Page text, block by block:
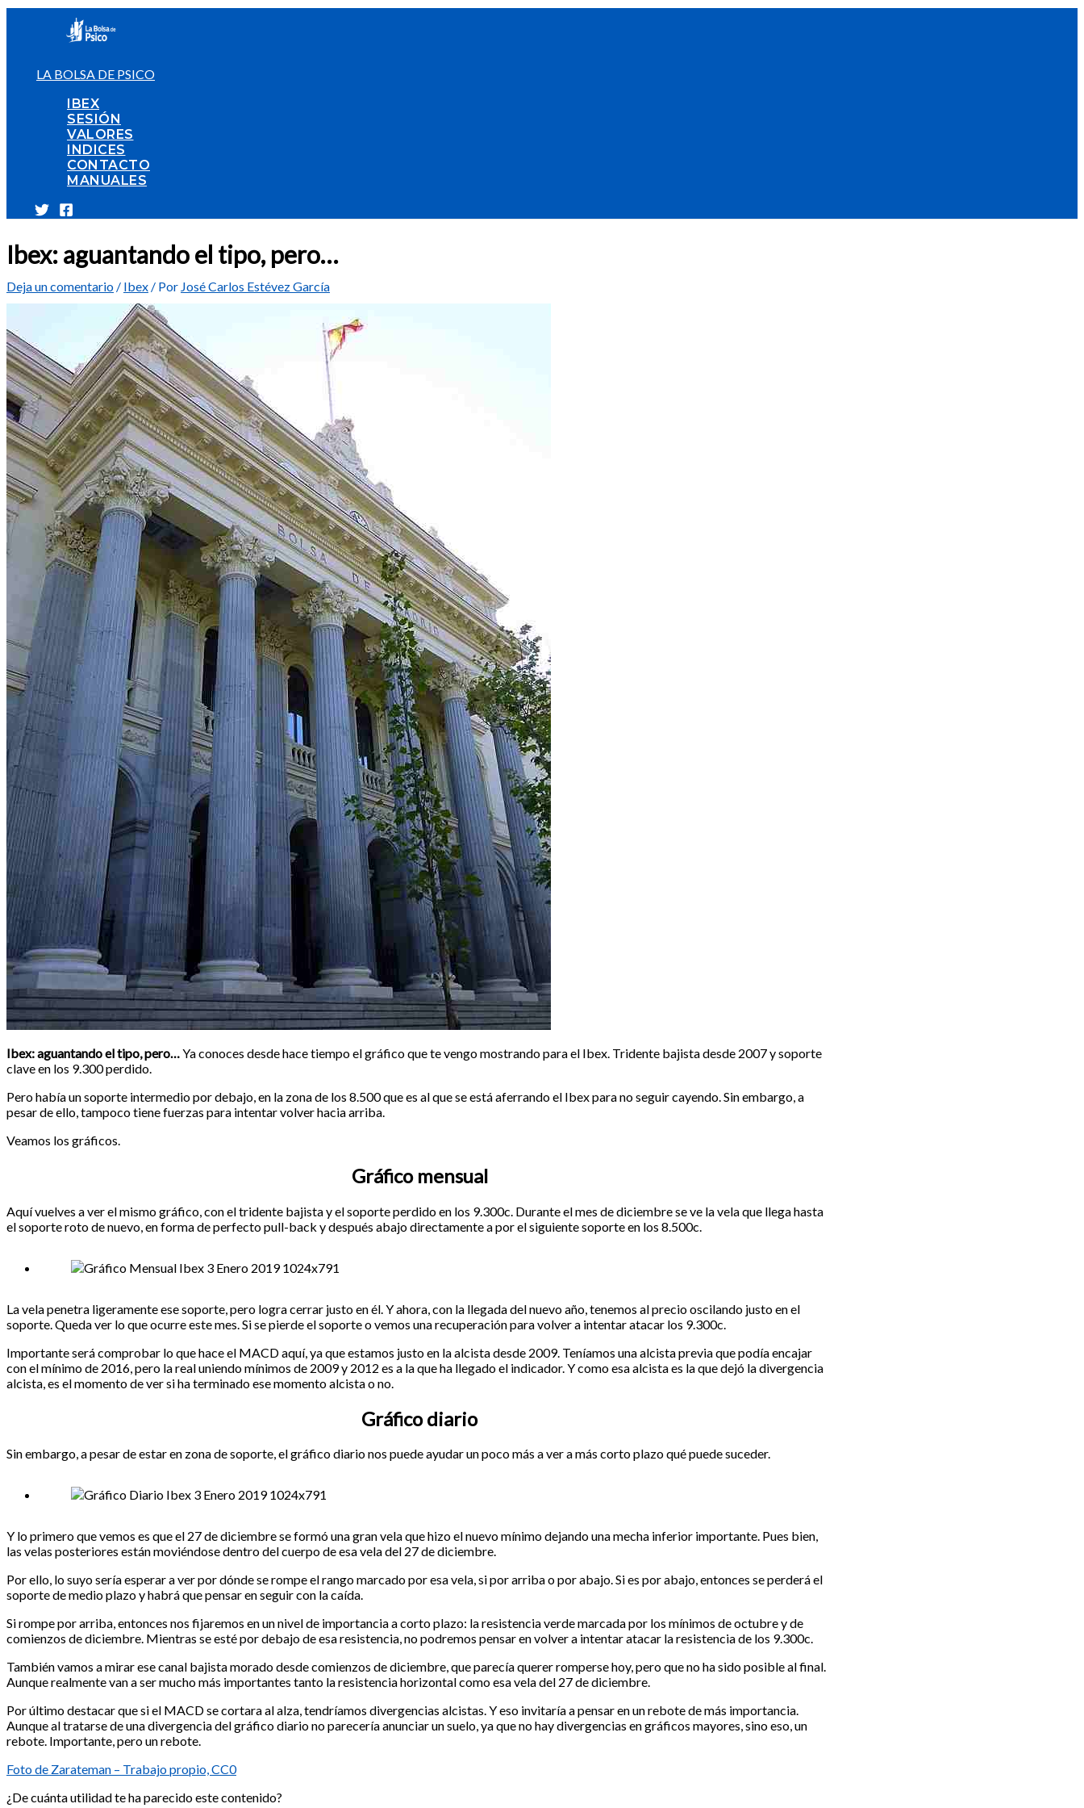
LA BOLSA DE PSICO
IBEX
SESIÓN
VALORES
INDICES
CONTACTO
MANUALES
Ibex: aguantando el tipo, pero…
Deja un comentario / Ibex / Por José Carlos Estévez García
Ibex: aguantando el tipo, pero…Ya conoces desde hace tiempo el gráfico que te vengo mostrando para el Ibex. Tridente bajista desde 2007 y soporte
clave en los 9.300 perdido.
Pero había un soporte intermedio por debajo, en la zona de los 8.500 que es al que se está aferrando el Ibex para no seguir cayendo. Sin embargo, a
pesar de ello, tampoco tiene fuerzas para intentar volver hacia arriba.
Veamos los gráficos.
Gráfico mensual
Aquí vuelves a ver el mismo gráfico, con el tridente bajista y el soporte perdido en los 9.300c. Durante el mes de diciembre se ve la vela que llega hasta
el soporte roto de nuevo, en forma de perfecto pull-back y después abajo directamente a por el siguiente soporte en los 8.500c.
La vela penetra ligeramente ese soporte, pero logra cerrar justo en él. Y ahora, con la llegada del nuevo año, tenemos al precio oscilando justo en el
soporte. Queda ver lo que ocurre este mes. Si se pierde el soporte o vemos una recuperación para volver a intentar atacar los 9.300c.
Importante será comprobar lo que hace el MACD aquí, ya que estamos justo en la alcista desde 2009. Teníamos una alcista previa que podía encajar
con el mínimo de 2016, pero la real uniendo mínimos de 2009 y 2012 es a la que ha llegado el indicador. Y como esa alcista es la que dejó la divergencia
alcista, es el momento de ver si ha terminado ese momento alcista o no.
Gráfico diario
Sin embargo, a pesar de estar en zona de soporte, el gráfico diario nos puede ayudar un poco más a ver a más corto plazo qué puede suceder.
Y lo primero que vemos es que el 27 de diciembre se formó una gran vela que hizo el nuevo mínimo dejando una mecha inferior importante. Pues bien,
las velas posteriores están moviéndose dentro del cuerpo de esa vela del 27 de diciembre.
Por ello, lo suyo sería esperar a ver por dónde se rompe el rango marcado por esa vela, si por arriba o por abajo. Si es por abajo, entonces se perderá el
soporte de medio plazo y habrá que pensar en seguir con la caída.
Si rompe por arriba, entonces nos fijaremos en un nivel de importancia a corto plazo: la resistencia verde marcada por los mínimos de octubre y de
comienzos de diciembre. Mientras se esté por debajo de esa resistencia, no podremos pensar en volver a intentar atacar la resistencia de los 9.300c.
También vamos a mirar ese canal bajista morado desde comienzos de diciembre, que parecía querer romperse hoy, pero que no ha sido posible al final.
Aunque realmente van a ser mucho más importantes tanto la resistencia horizontal como esa vela del 27 de diciembre.
Por último destacar que si el MACD se cortara al alza, tendríamos divergencias alcistas. Y eso invitaría a pensar en un rebote de más importancia.
Aunque al tratarse de una divergencia del gráfico diario no parecería anunciar un suelo, ya que no hay divergencias en gráficos mayores, sino eso, un
rebote. Importante, pero un rebote.
Foto de Zarateman – Trabajo propio, CC0
¿De cuánta utilidad te ha parecido este contenido?